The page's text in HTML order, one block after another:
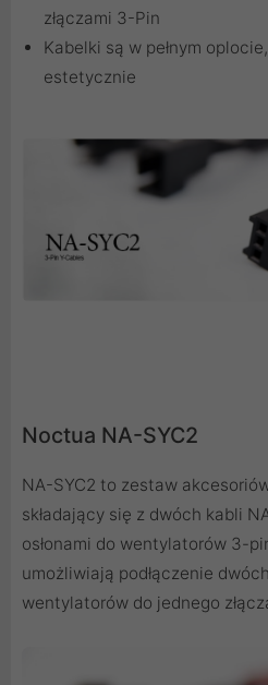
złączami 3-Pin
Kabelki są w pełnym
estetycznie
Noctua NA-SYC2
NA-SYC2 to zestaw
składający się z dwóch kabli
osłonami do wentylatorów 3-
umożliwiają podłączenie
wentylatorów do jednego